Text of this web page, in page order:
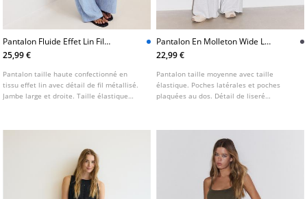
Pantalon Fluide Effet Lin Fil
Metallise
25,99 €
Pantalon taille haute confectionné en
tissu effet lin avec détail de fil métallisé.
Jambe large et droite. Taille élastique
coloris.
Pantalon En Molleton Wide Leg
Avec Lisere
22,99 €
Pantalon taille moyenne avec taille
élastique. Poches latérales et poches
plaquées au dos. Détail de liseré